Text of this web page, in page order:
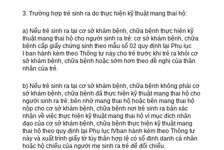
3. Trường hợp trẻ sinh ra do thực hiện kỹ thuật mang thai hộ:
a) Nếu trẻ sinh ra tại cơ sở khám bệnh, chữa bệnh thực hiện kỹ
thuật mang thai hộ cho người sinh ra trẻ: cơ sở khám bệnh, chữa
bệnh cấp giấy chứng sinh theo mẫu số 02 quy định tại Phụ lục
I ban hành kèm theo Thông tư này cho trẻ trước khi trẻ ra khỏi cơ
sở khám bệnh, chữa bệnh hoặc sớm hơn theo đề nghị của thân
nhân của trẻ.
b) Nếu trẻ sinh ra tại cơ sở khám bệnh, chữa bệnh không phải cơ
sở khám bệnh, chữa bệnh đã thực hiện kỹ thuật mang thai hộ cho
người sinh ra trẻ: bên nhờ mang thai hộ hoặc bên mang thai hộ
nộp cho cơ sở khám bệnh, chữa bệnh nơi trẻ sinh ra bản xác
nhận về việc thực hiện kỹ thuật mang thai hộ vì mục đích nhân
đạo của cơ sở khám bệnh, chữa bệnh thực hiện kỹ thuật mang
thai hộ theo quy định tại Phụ lục IVban hành kèm theo Thông tư
này và xuất trình giấy tờ tùy thân hợp lệ có số định danh cá nhân
hoặc hộ chiếu của người mẹ sinh ra trẻ để đối chiếu.